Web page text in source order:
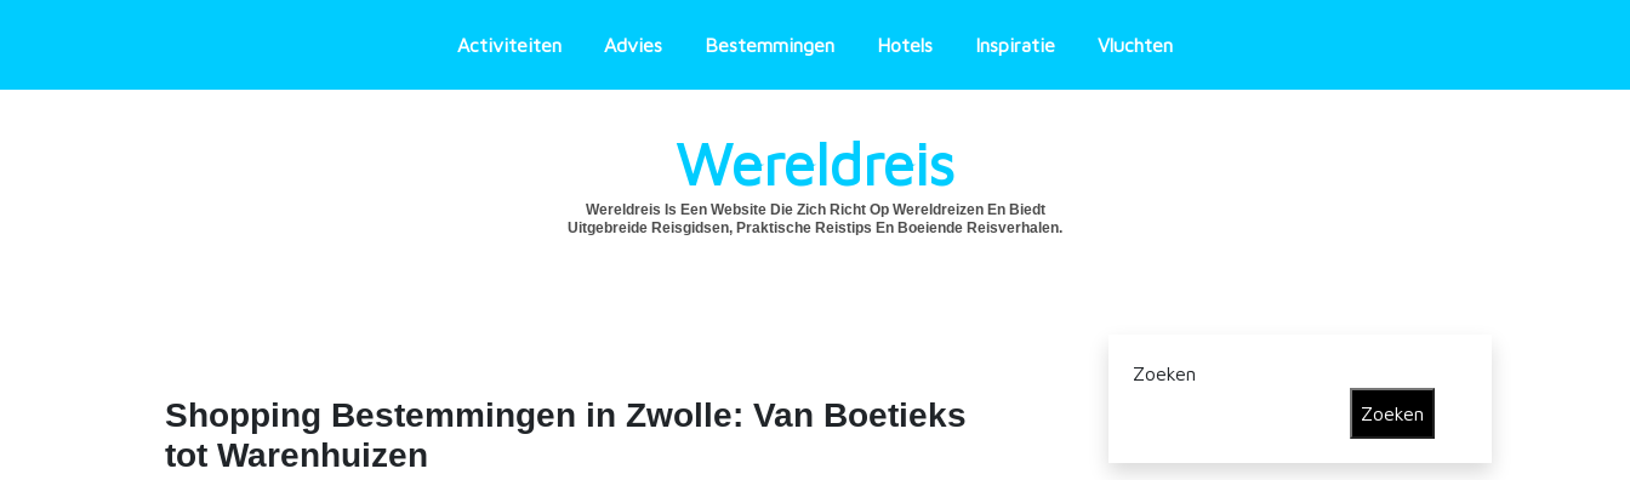
Activiteiten Advies Bestemmingen Hotels Inspiratie Vluchten
Wereldreis
Wereldreis Is Een Website Die Zich Richt Op Wereldreizen En Biedt
Uitgebreide Reisgidsen, Praktische Reistips En Boeiende Reisverhalen.
Shopping Bestemmingen in Zwolle: Van Boetieks
tot Warenhuizen
Zoeken
Zoeken